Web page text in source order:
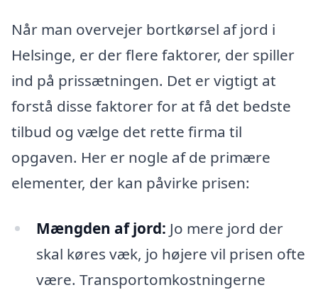
Når man overvejer bortkørsel af jord i
Helsinge, er der flere faktorer, der spiller
ind på prissætningen. Det er vigtigt at
forstå disse faktorer for at få det bedste
tilbud og vælge det rette firma til
opgaven. Her er nogle af de primære
elementer, der kan påvirke prisen:
Mængden af jord: Jo mere jord der
skal køres væk, jo højere vil prisen ofte
være. Transportomkostningerne